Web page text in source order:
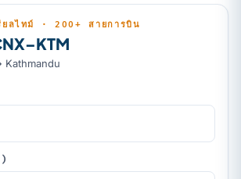
ยลไทม์ · 200+ สายการบิน
Kathmandu